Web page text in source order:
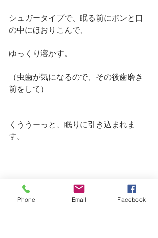
シュガータイプで、眠る前にポンと口
の中にほおりこんで、
ゆっくり溶かす。
（虫歯が気になるので、その後歯磨き
前をして）
くううーっと、眠りに引き込まれま
す。
朝早く目が覚めちゃった時も、枕元に
置いておくと、便利。
Phone Email Facebook